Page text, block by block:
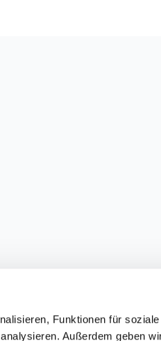
Funktionen für
Außerdem geben